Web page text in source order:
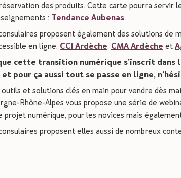
des produits. Cette carte pourra servir
: Tendance Aubenas
proposent également des solutions
en ligne. CCI Ardèche, CMA Ardèche et
cette transition numérique s’inscrit
pour ça aussi tout se passe en ligne,
outils et solutions clés en main pour vendre dès
Rhône-Alpes vous propose une série de
numérique, pour les novices mais
proposent elles aussi de nombreux